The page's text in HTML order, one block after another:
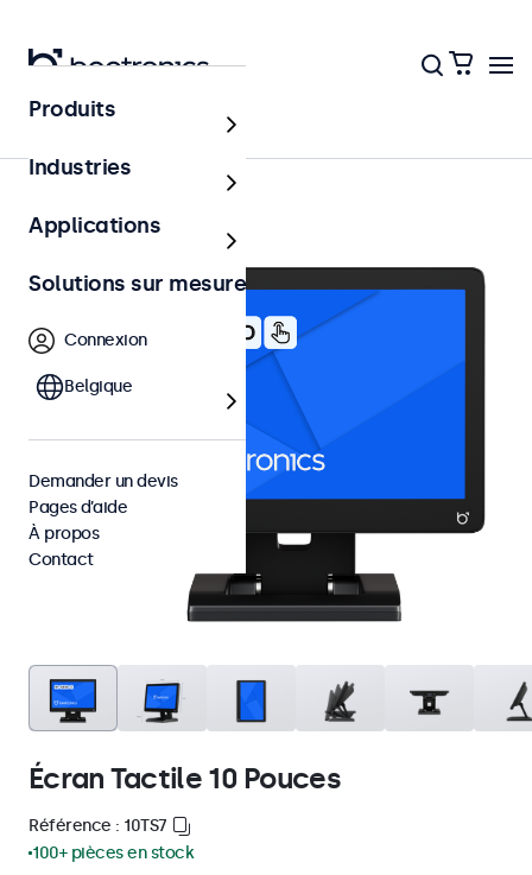
Écran Tactile 10 Pouces
Référence : 10TS7
100+ pièces en stock
Produits
Industries
Applications
Solutions sur mesure
Connexion
Belgique
Demander un devis
Pages d’aide
À propos
Contact